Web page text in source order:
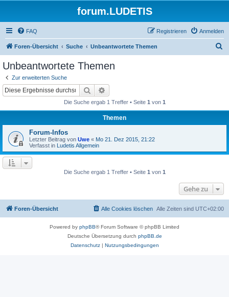
forum.LUDETIS
FAQ Anmelden
Registrieren
Foren-Übersicht Suche Unbeantwortete Themen
Unbeantwortete Themen
Zur erweiterten Suche
Suche
Die Suche ergab 1 Treffer • Seite 1 von 1
Themen
Forum-Infos
Letzter Beitrag von Uwe « Mo 21. Dez 2015, 21:22
Verfasst in Ludetis Allgemein
Die Suche ergab 1 Treffer • Seite 1 von 1
Gehe zu
Foren-Übersicht Alle Zeiten sind UTC+02:00
Alle Cookies löschen
Powered by phpBB® Forum Software © phpBB Limited
Deutsche Übersetzung durch phpBB.de
Datenschutz| Nutzungsbedingungen